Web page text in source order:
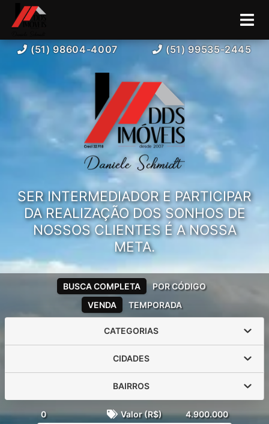
(51) 98604-4007 (51) 99535-2445
SER INTERMEDIADOR E PARTICIPAR
DA REALIZAÇÃO DOS SONHOS DE
NOSSOS CLIENTES É A NOSSA
META.
VENDA TEMPORADA
BUSCA COMPLETA POR CÓDIGO
CATEGORIAS
CIDADES
BAIRROS
0 Valor (R$) 4.900.000